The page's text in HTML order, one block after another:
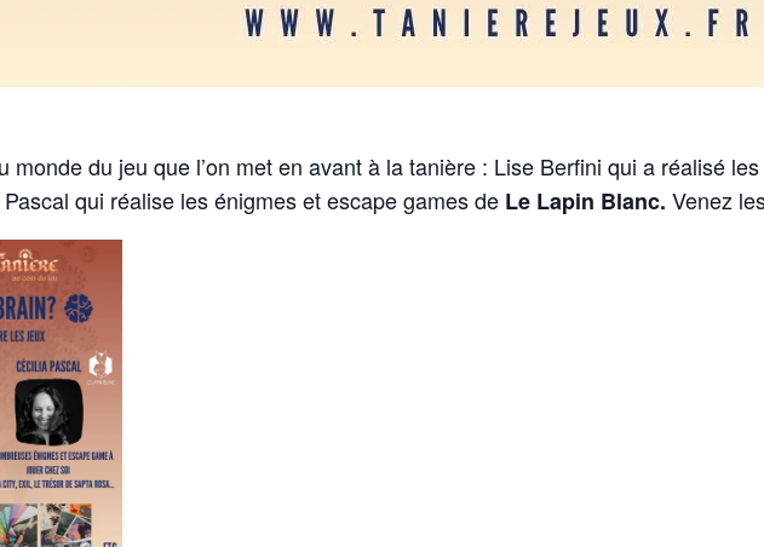
monde du jeu que l’on met en avant à la tanière : Lise Berfini qui a réalisé
qui réalise les énigmes et escape games de Le Lapin Blanc. Venez